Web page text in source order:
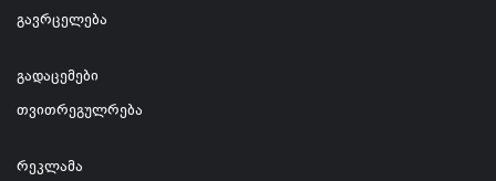
გავრცელება
გადაცემები
თვითრეგულრება
რეკლამა